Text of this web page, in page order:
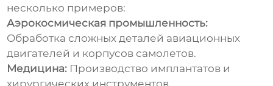
несколько примеров:
Аэрокосмическая промышленность:
Обработка сложных деталей авиационных
двигателей и корпусов самолетов.
Медицина: Производство имплантатов и